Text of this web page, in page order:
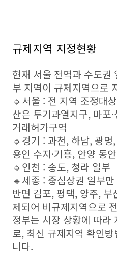
규제지역 지정현황
현재 서울 전역과 수도권
부 지역이 규제지역으로
🔹서울 : 전 지역 조정대
산은 투기과열지구, 마포
거래허가구역
🔹경기 : 과천, 하남, 광
용인 수지·기흥, 안양 동
🔹인천 : 송도, 청라 일부
🔹세종 : 중심상권 일부
반면 김포, 평택, 양주,
제되어 비규제지역으로
정부는 시장 상황에 따라
로, 최신 규제지역 확인
니다.